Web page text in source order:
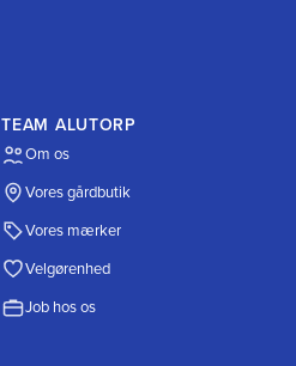
TEAM ALUTORP
Om os
Vores gårdbutik
Vores mærker
Velgørenhed
Job hos os